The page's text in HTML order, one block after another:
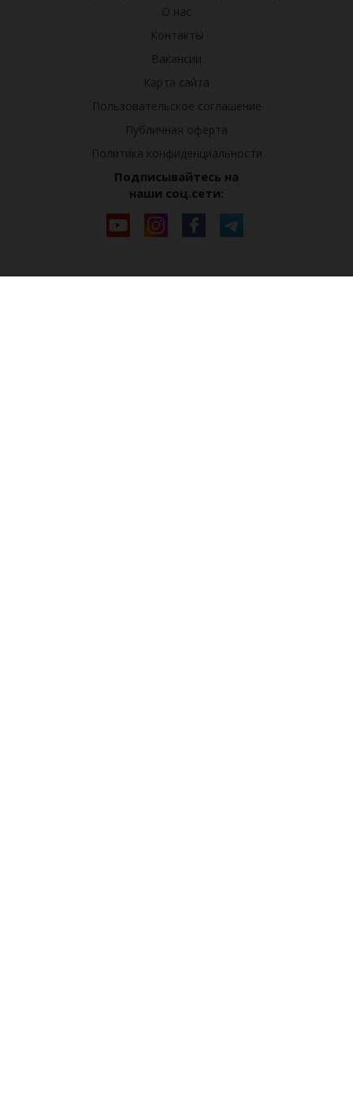
О нас
Контакты
Вакансии
Карта сайта
Пользовательское соглашение
Публичная оферта
Политика конфиденциальности
Подписывайтесь на
наши соц.сети: